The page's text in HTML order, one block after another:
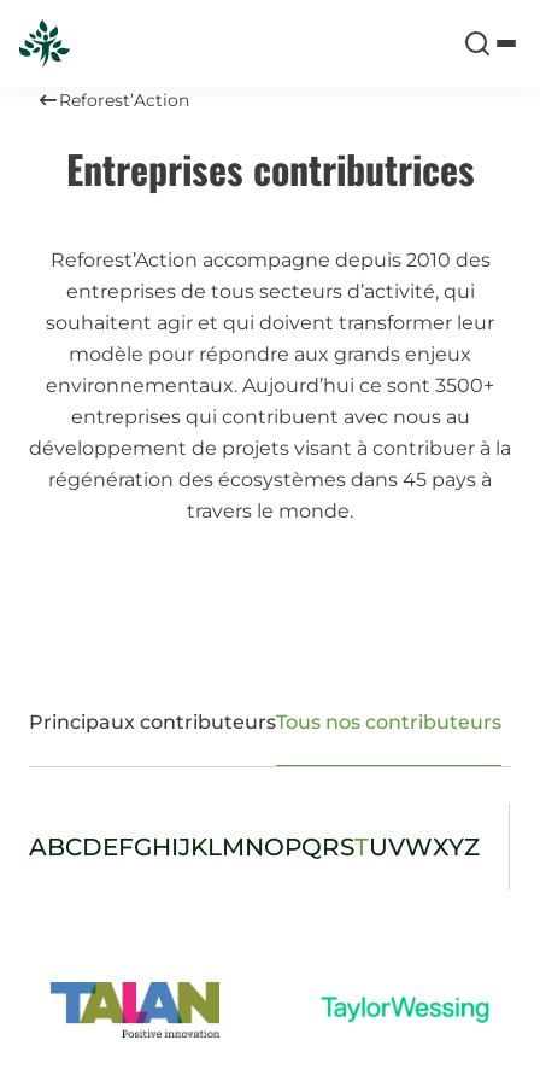
Reforest’Action
Entreprises contributrices
Reforest’Action accompagne depuis 2010 des
entreprises de tous secteurs d’activité, qui
souhaitent agir et qui doivent transformer leur
modèle pour répondre aux grands enjeux
environnementaux. Aujourd’hui ce sont 3500+
entreprises qui contribuent avec nous au
développement de projets visant à contribuer à la
régénération des écosystèmes dans 45 pays à
travers le monde.
Principaux contributeursTous nos contributeurs
ABCDEFGHIJKLMNOPQRSTUVWXYZ